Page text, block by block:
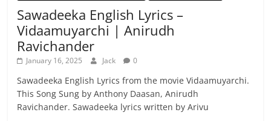
Sawadeeka English Lyrics –
Vidaamuyarchi | Anirudh
Ravichander
January 16, 2025 Jack 0
Sawadeeka English Lyrics from the movie Vidaamuyarchi.
This Song Sung by Anthony Daasan, Anirudh
Ravichander. Sawadeeka lyrics written by Arivu